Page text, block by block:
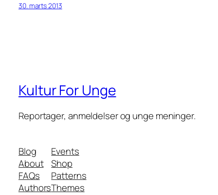
30. marts 2013
Kultur For Unge
Reportager, anmeldelser og unge meninger.
Blog
About
FAQs
Authors
Events
Shop
Patterns
Themes